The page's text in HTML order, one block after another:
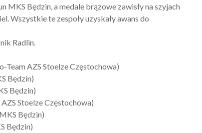
MKS Będzin, a medale brązowe zawisły na szyjach
Wszystkie te zespoły uzyskały awans do
Radlin.
Team AZS Stoelze Częstochowa)
Będzin)
Będzin)
Stoelze Częstochowa)
Będzin)
Będzin)